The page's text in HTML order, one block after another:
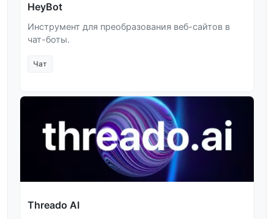
HeyBot
Инструмент для преобразования веб-сайтов в
чат-боты.
Чат
Threado AI